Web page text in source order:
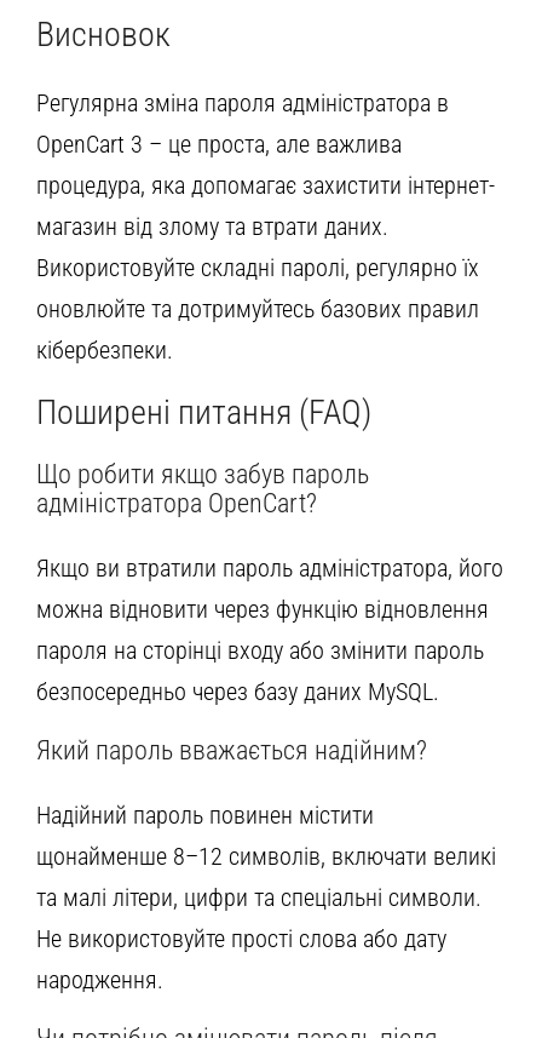
Висновок
Регулярна зміна пароля адміністратора в
OpenCart 3 – це проста, але важлива
процедура, яка допомагає захистити інтернет-
магазин від злому та втрати даних.
Використовуйте складні паролі, регулярно їх
оновлюйте та дотримуйтесь базових правил
кібербезпеки.
Поширені питання (FAQ)
Що робити якщо забув пароль
адміністратора OpenCart?
Якщо ви втратили пароль адміністратора, його
можна відновити через функцію відновлення
пароля на сторінці входу або змінити пароль
безпосередньо через базу даних MySQL.
Який пароль вважається надійним?
Надійний пароль повинен містити
щонайменше 8–12 символів, включати великі
та малі літери, цифри та спеціальні символи.
Не використовуйте прості слова або дату
народження.